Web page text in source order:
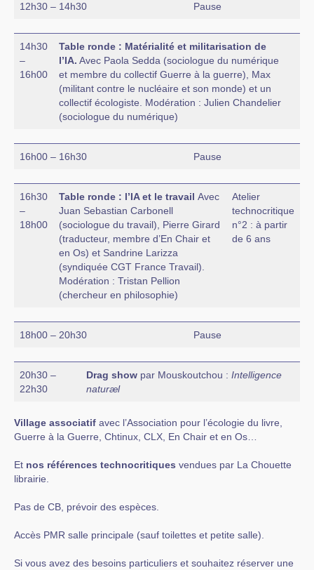
12h30 – 14h30 Pause
14h30
–
16h00
Table ronde : Matérialité et militarisation de
l’IA. Avec Paola Sedda (sociologue du numérique
et membre du collectif Guerre à la guerre), Max
(militant contre le nucléaire et son monde) et un
collectif écologiste. Modération : Julien Chandelier
(sociologue du numérique)
16h00 – 16h30 Pause
16h30
–
18h00
Table ronde : l’IA et le travail Avec
Juan Sebastian Carbonell
(sociologue du travail), Pierre Girard
(traducteur, membre d’En Chair et
en Os) et Sandrine Larizza
(syndiquée CGT France Travail).
Modération : Tristan Pellion
(chercheur en philosophie)
Atelier
technocritique
n°2 : à partir
de 6 ans
18h00 – 20h30 Pause
20h30 –
22h30
Drag show par Mouskoutchou : Intelligence
naturæl
Village associatif avec l’Association pour l’écologie du livre,
Guerre à la Guerre, Chtinux, CLX, En Chair et en Os…
Et nos références technocritiques vendues par La Chouette
librairie.
Pas de CB, prévoir des espèces.
Accès PMR salle principale (sauf toilettes et petite salle).
Si vous avez des besoins particuliers et souhaitez réserver une